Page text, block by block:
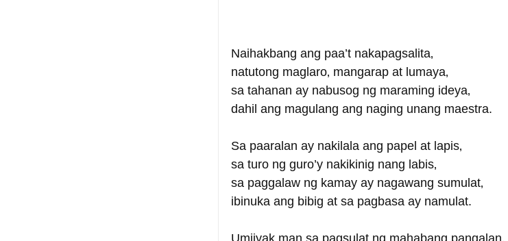
Naihakbang ang paa’t nakapagsalita‚
natutong maglaro‚ mangarap at lumaya‚
sa tahanan ay nabusog ng maraming ideya‚
dahil ang magulang ang naging unang maestra.
Sa paaralan ay nakilala ang papel at lapis‚
sa turo ng guro’y nakikinig nang labis‚
sa paggalaw ng kamay ay nagawang sumulat‚
ibinuka ang bibig at sa pagbasa ay namulat.